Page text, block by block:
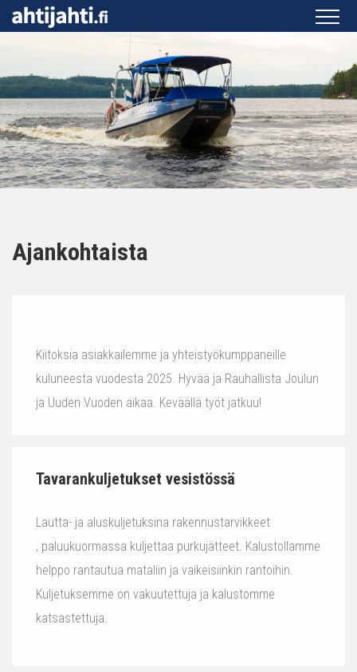
Ajankohtaista
Kiitoksia asiakkailemme ja yhteistyökumppaneille
kuluneesta vuodesta 2025. Hyvää ja Rauhallista Joulun
ja Uuden Vuoden aikaa. Keväällä työt jatkuu!
Tavarankuljetukset vesistössä
Lautta- ja aluskuljetuksina rakennustarvikkeet
, paluukuormassa kuljettaa purkujätteet. Kalustollamme
helppo rantautua mataliin ja vaikeisiinkin rantoihin.
Kuljetuksemme on vakuutettuja ja kalustomme
katsastettuja.